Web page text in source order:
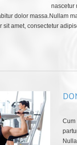
nascetur
dolor massa.Nullam
amet, consectetur
Cum